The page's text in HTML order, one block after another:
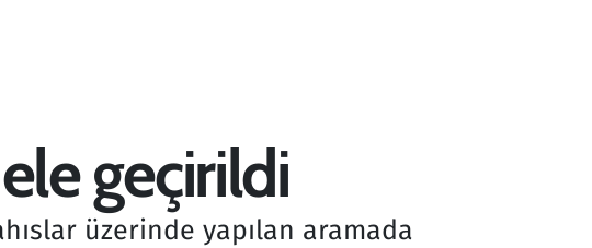
geçirildi
üzerinde yapılan aramada